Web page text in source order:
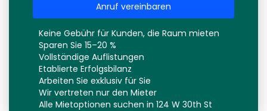
Anruf vereinbaren
Keine Gebühr für Kunden, die Raum mieten
Sparen Sie 15–20 %
Vollständige Auflistungen
Etablierte Erfolgsbilanz
Arbeiten Sie exklusiv für Sie
Wir vertreten nur den Mieter
Alle Mietoptionen suchen in 124 W 30th St